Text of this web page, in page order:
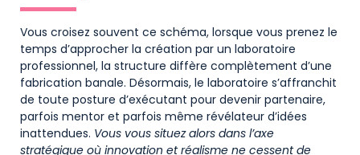
Vous croisez souvent ce schéma, lorsque vous prenez le
temps d’approcher la création par un laboratoire
professionnel, la structure diffère complètement d’une
fabrication banale. Désormais, le laboratoire s’affranchit
de toute posture d’exécutant pour devenir partenaire,
parfois mentor et parfois même révélateur d’idées
inattendues. Vous vous situez alors dans l’axe
stratégique où innovation et réalisme ne cessent de